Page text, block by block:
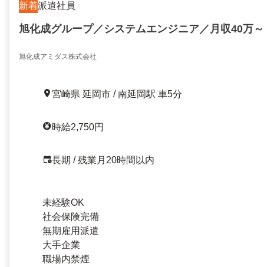
新着派遣社員
旭化成グループ／システムエンジニア／月収40万～
旭化成アミダス株式会社
宮崎県 延岡市 / 南延岡駅 車5分
時給2,750円
長期 / 残業月20時間以内
未経験OK
社会保険完備
無期雇用派遣
大手企業
職場内禁煙